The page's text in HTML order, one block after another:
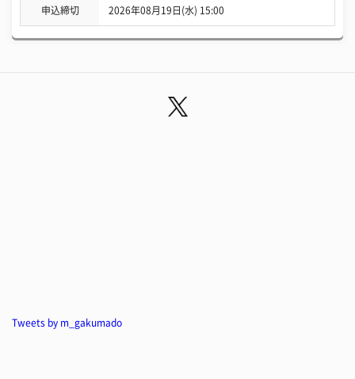
申込締切 2026年08月19日(水) 15:00
Tweets by m_gakumado